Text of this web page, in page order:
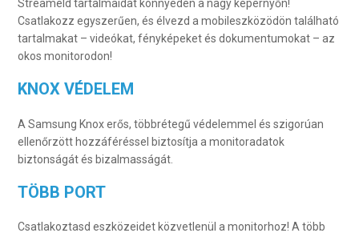
Streameld tartalmaidat könnyedén a nagy képernyőn!
Csatlakozz egyszerűen, és élvezd a mobileszközödön található
tartalmakat – videókat, fényképeket és dokumentumokat – az
okos monitorodon!
KNOX VÉDELEM
A Samsung Knox erős, többrétegű védelemmel és szigorúan
ellenőrzött hozzáféréssel biztosítja a monitoradatok
biztonságát és bizalmasságát.
TÖBB PORT
Csatlakoztasd eszközeidet közvetlenül a monitorhoz! A több